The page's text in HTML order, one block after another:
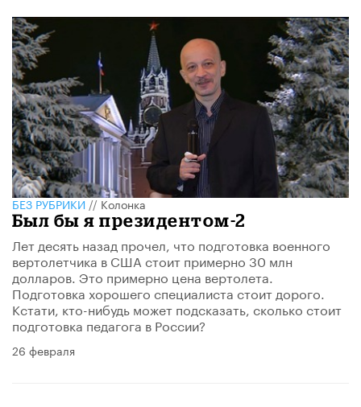
БЕЗ РУБРИКИ//Колонка
Был бы я президентом-2
Лет десять назад прочел, что подготовка военного
вертолетчика в США стоит примерно 30 млн
долларов. Это примерно цена вертолета.
Подготовка хорошего специалиста стоит дорого.
Кстати, кто-нибудь может подсказать, сколько стоит
подготовка педагога в России?
26 февраля